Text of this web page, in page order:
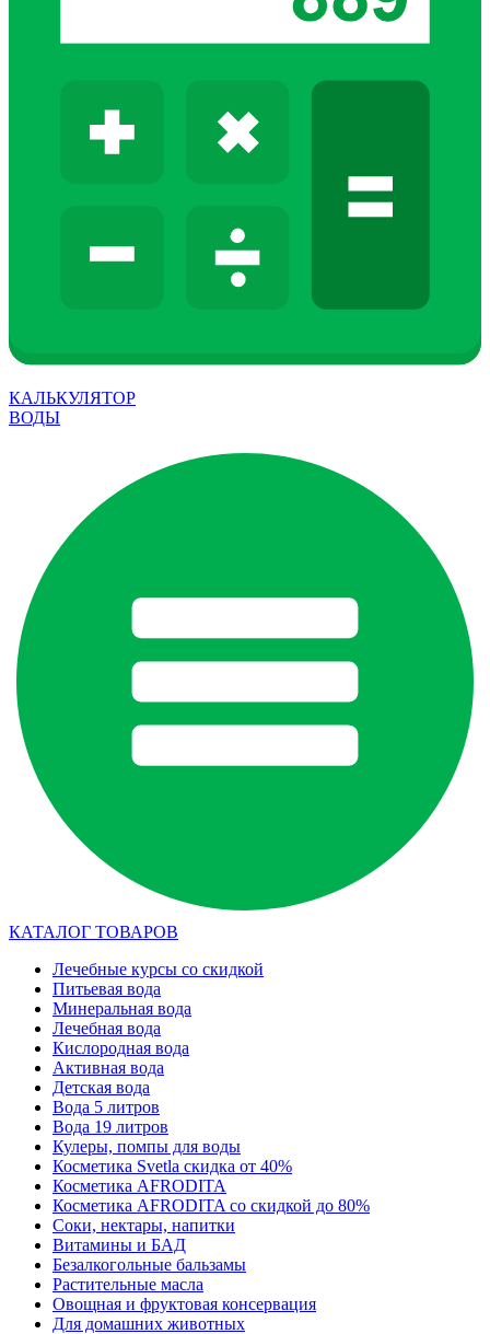
КАЛЬКУЛЯТОР
ВОДЫ
КАТАЛОГ ТОВАРОВ
Лечебные курсы со скидкой
Питьевая вода
Минеральная вода
Лечебная вода
Кислородная вода
Активная вода
Детская вода
Вода 5 литров
Вода 19 литров
Кулеры, помпы для воды
Косметика Svetla скидка от 40%
Косметика AFRODITA
Косметика AFRODITA со скидкой до 80%
Соки, нектары, напитки
Витамины и БАД
Безалкогольные бальзамы
Растительные масла
Овощная и фруктовая консервация
Для домашних животных